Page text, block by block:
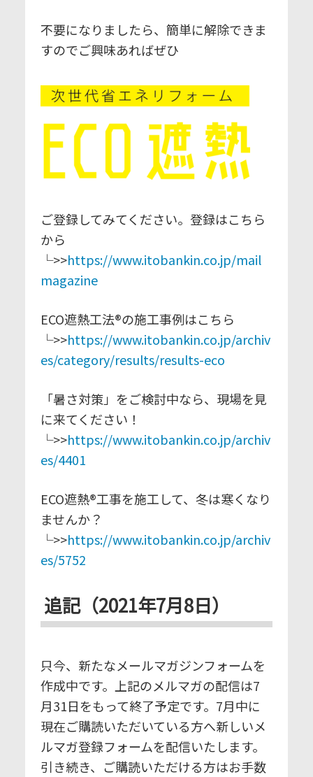
不要になりましたら、簡単に解除できま
すのでご興味あればぜひ
ご登録してみてください。登録はこちら
から
└>>https://www.itobankin.co.jp/mail
magazine
ECO遮熱工法®の施工事例はこちら
└>>https://www.itobankin.co.jp/archiv
es/category/results/results-eco
「暑さ対策」をご検討中なら、現場を見
に来てください！
└>>https://www.itobankin.co.jp/archiv
es/4401
ECO遮熱®工事を施工して、冬は寒くなり
ませんか？
└>>https://www.itobankin.co.jp/archiv
es/5752
追記（2021年7月8日）
只今、新たなメールマガジンフォームを
作成中です。上記のメルマガの配信は7
月31日をもって終了予定です。7月中に
現在ご購読いただいている方へ新しいメ
ルマガ登録フォームを配信いたします。
引き続き、ご購読いただける方はお手数